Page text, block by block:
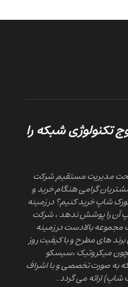
تکنولوژی شبکه را
تحت مدیریت مستقیم شرکت
گرامی هنگام خرید و
شاپ خرید کنیم؟ در زمینه
آن را پوشش ندهد ، شرکت
مجموعه بالادست در زمینه
های مطرح و با کیفیت روز
میکروتیک ،سیسکو
که به صورت تخصصی و با اشراف
شاپ) ارائه می گردد .